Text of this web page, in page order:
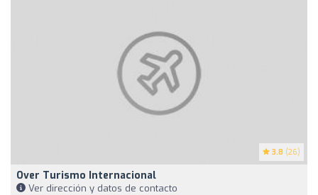
3.8 (26)
Over Turismo Internacional
Ver dirección y datos de contacto